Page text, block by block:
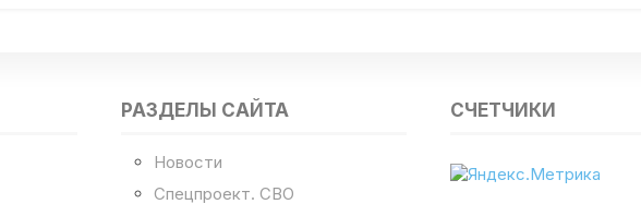
РАЗДЕЛЫ САЙТА
Новости
Спецпроект. СВО
СЧЕТЧИКИ